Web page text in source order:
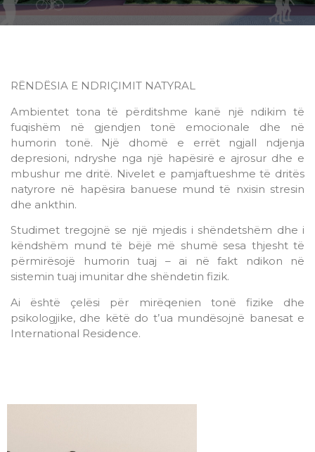
RËNDËSIA E NDRIÇIMIT NATYRAL
Ambientet tona të përditshme kanë një ndikim të
fuqishëm në gjendjen tonë emocionale dhe në
humorin tonë. Një dhomë e errët ngjall ndjenja
depresioni, ndryshe nga një hapësirë e ajrosur dhe e
mbushur me dritë. Nivelet e pamjaftueshme të dritës
natyrore në hapësira banuese mund të nxisin stresin
dhe ankthin.
Studimet tregojnë se një mjedis i shëndetshëm dhe i
këndshëm mund të bëjë më shumë sesa thjesht të
përmirësojë humorin tuaj – ai në fakt ndikon në
sistemin tuaj imunitar dhe shëndetin fizik.
Ai është çelësi për mirëqenien tonë fizike dhe
psikologjike, dhe këtë do t’ua mundësojnë banesat e
International Residence.